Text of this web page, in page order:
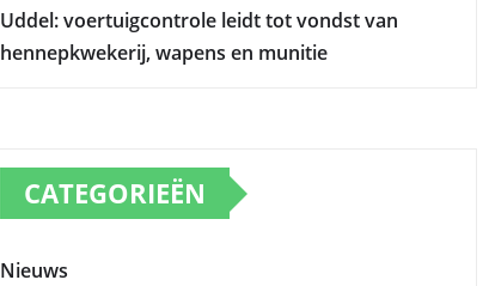
Uddel: voertuigcontrole leidt tot vondst van
hennepkwekerij, wapens en munitie
CATEGORIEËN
Nieuws